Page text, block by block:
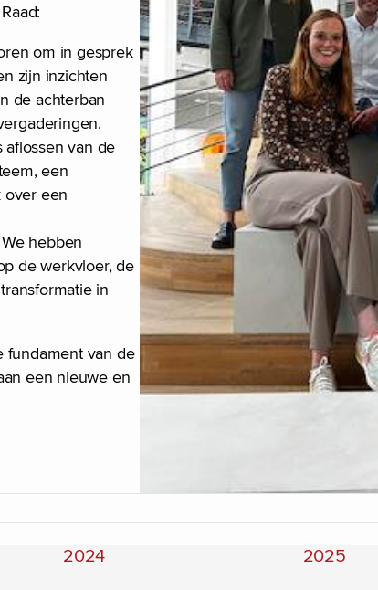
om in gesprek
zijn inzichten
de achterban
van de
een
over een
hebben
de werkvloer, de
in
fundament van de
een nieuwe en
2024 2025